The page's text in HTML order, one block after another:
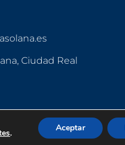
Ciudad Real
. Aceptar